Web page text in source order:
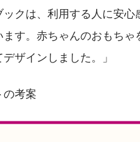
クは、利用する人に安
す。赤ちゃんのおもちゃ
ザインしました。」
考案